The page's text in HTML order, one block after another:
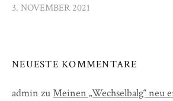
3. NOVEMBER 2021
NEUESTE KOMMENTARE
admin zuMeinen „Wechselbalg“ neu